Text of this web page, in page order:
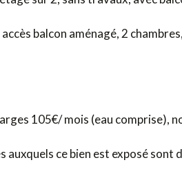
balcon aménagé, 2
105€/ mois (eau comprise),
auxquels ce bien est exposé